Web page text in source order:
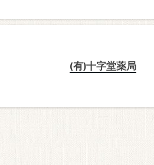
(有)十字堂薬局